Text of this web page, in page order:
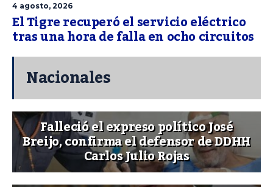
4 agosto, 2026
El Tigre recuperó el servicio eléctrico
tras una hora de falla en ocho circuitos
Nacionales
Falleció el expreso político José
Breijo, confirma el defensor de DDHH
Carlos Julio Rojas